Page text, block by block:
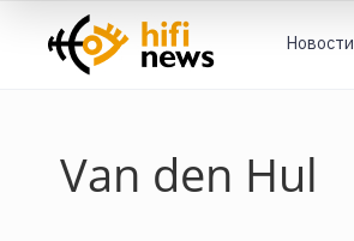
Новости
Van den Hul